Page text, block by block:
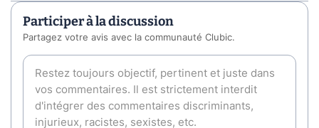
Participer à la discussion
Partagez votre avis avec la communauté Clubic.